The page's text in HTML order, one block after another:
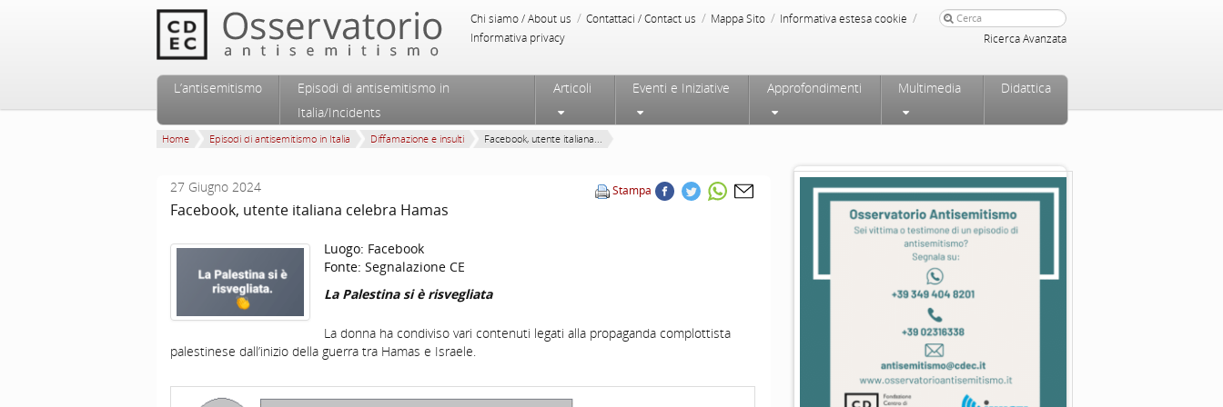
Chi siamo / About us / Contattaci / Contact us / Mappa Sito / Informativa estesa cookie /
Informativa privacy Ricerca Avanzata
Menu principale
Vai al contenuto principale
Vai al contenuto secondario
L’antisemitismo
Episodi di antisemitismo in
Italia/Incidents
Articoli Eventi e Iniziative Approfondimenti Multimedia Didattica
Home Episodi di antisemitismo in Italia Diffamazione e insulti Facebook, utente italiana...
Stampa
27 Giugno 2024
Facebook, utente italiana celebra Hamas
Luogo: Facebook
Fonte: Segnalazione CE
La Palestina si è risvegliata
La donna ha condiviso vari contenuti legati alla propaganda complottista
palestinese dall’inizio della guerra tra Hamas e Israele.